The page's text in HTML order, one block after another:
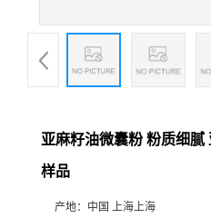
亚麻籽油微囊粉 粉质细腻
样品
产地： 中国 上海上海